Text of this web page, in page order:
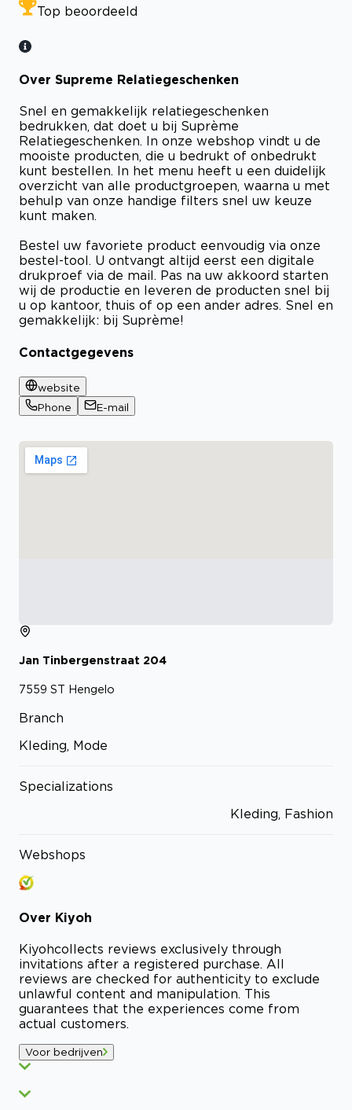
Top beoordeeld
Over Supreme Relatiegeschenken
Snel en gemakkelijk relatiegeschenken
bedrukken, dat doet u bij Suprème
Relatiegeschenken. In onze webshop vindt u de
mooiste producten, die u bedrukt of onbedrukt
kunt bestellen. In het menu heeft u een duidelijk
overzicht van alle productgroepen, waarna u met
behulp van onze handige filters snel uw keuze
kunt maken.
Bestel uw favoriete product eenvoudig via onze
bestel-tool. U ontvangt altijd eerst een digitale
drukproef via de mail. Pas na uw akkoord starten
wij de productie en leveren de producten snel bij
u op kantoor, thuis of op een ander adres. Snel en
gemakkelijk: bij Suprème!
Contactgegevens
website
Phone
E-mail
Jan Tinbergenstraat 204
7559 ST Hengelo
Branch
Kleding, Mode
Specializations
Kleding, Fashion
Webshops
Over Kiyoh
Kiyohcollects reviews exclusively through
invitations after a registered purchase. All
reviews are checked for authenticity to exclude
unlawful content and manipulation. This
guarantees that the experiences come from
actual customers.
Voor bedrijven